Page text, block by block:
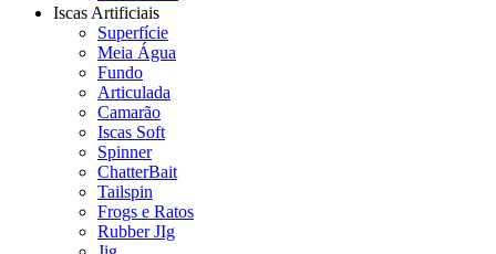
Iscas Artificiais
Superfície
Meia Água
Fundo
Articulada
Camarão
Iscas Soft
Spinner
ChatterBait
Tailspin
Frogs e Ratos
Rubber JIg